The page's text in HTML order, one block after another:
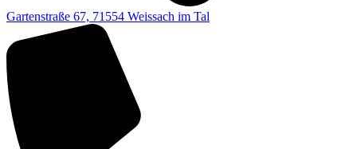
Gartenstraße 67, 71554 Weissach im Tal